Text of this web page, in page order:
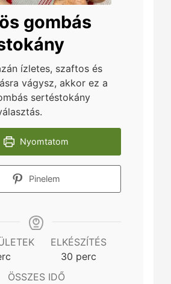
gombás
ízletes, szaftos és
vágysz, akkor ez a
sertéstokány
Nyomtatom
Pinelem
ELKÉSZÍTÉS
30minutes
perc
ÖSSZES IDŐ